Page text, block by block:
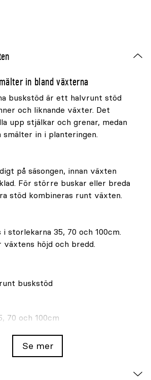
in bland växterna
buskstöd är ett halvrunt stöd
och liknande växter. Det
upp stjälkar och grenar, medan
smälter in i planteringen.
på säsongen, innan växten
För större buskar eller breda
stöd kombineras runt växten.
storlekarna 35, 70 och 100cm.
höjd och bredd.
buskstöd
70 och 100cm
perenner
Se mer